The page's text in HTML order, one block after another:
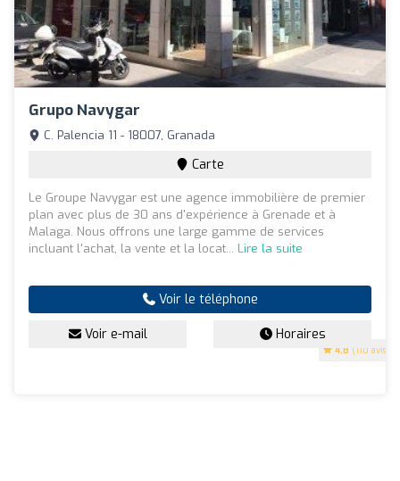
Grupo Navygar
4.8 (110 avis)
C. Palencia 11 - 18007, Granada
Carte
Le Groupe Navygar est une agence immobilière de premier
plan avec plus de 30 ans d'expérience à Grenade et à
Malaga. Nous offrons une large gamme de services
incluant l'achat, la vente et la locat... Lire la suite
Voir le téléphone
Voir e-mail Horaires